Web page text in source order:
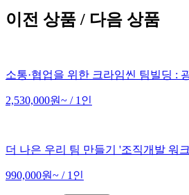
이전 상품 / 다음 상품
소통·협업을 위한 크라임씬 팀빌딩 :
2,530,000원~ / 1인
더 나은 우리 팀 만들기 '조직개발 워
990,000원~ / 1인